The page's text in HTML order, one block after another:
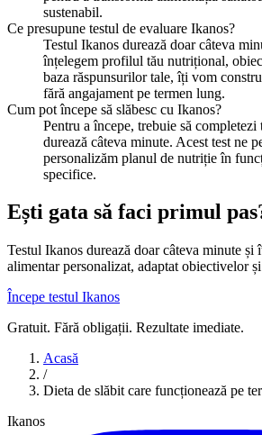
sustenabil.
Ce presupune testul de evaluare Ikanos?
Testul Ikanos durează doar câteva
înțelegem profilul tău nutrițional,
baza răspunsurilor tale, îți vom
fără angajament pe termen lung.
Cum pot începe să slăbesc cu Ikanos?
Pentru a începe, trebuie să completezi
durează câteva minute. Acest test ne
personalizăm planul de nutriție în
specifice.
Ești gata să faci primul
Testul Ikanos durează doar câteva minute și
alimentar personalizat, adaptat obiectivelor
Începe testul Ikanos
Gratuit. Fără obligații. Rezultate imediate.
Acasă
/
Dieta de slăbit care funcționează pe
Ikanos